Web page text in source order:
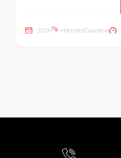
2026 Híbrido/Gasolina